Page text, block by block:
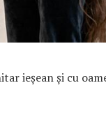
ieșean și cu